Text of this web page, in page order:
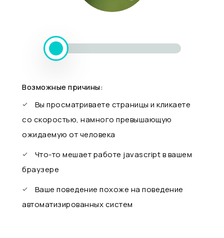
Возможные причины:
Вы просматриваете страницы и кликаете
со скоростью, намного превышающую
ожидаемую от человека
Что-то мешает работе javascript в вашем
браузере
Ваше поведение похоже на поведение
автоматизированных систем